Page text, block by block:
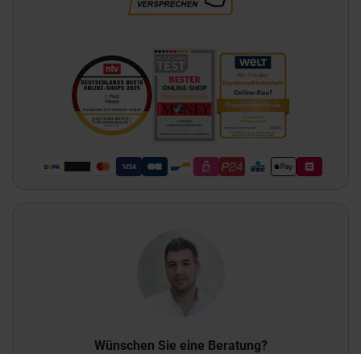
Wünschen Sie eine Beratung?